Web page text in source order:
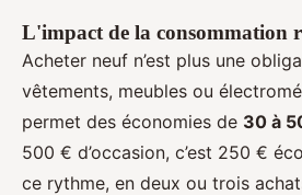
L'impact de la consommation
Acheter neuf n’est plus une
vêtements, meubles ou
permet des économies de 30 à
500 € d’occasion, c’est 250 €
ce rythme, en deux ou trois